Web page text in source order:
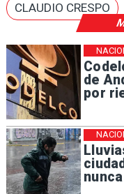
de
por
CLAUDIO CRESPO